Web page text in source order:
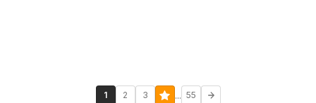
1 2 3 ... 55